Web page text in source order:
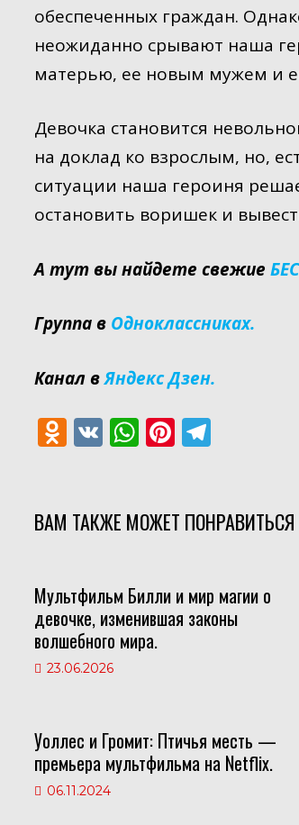
обеспеченных граждан.
неожиданно срывают наша
матерью, ее новым мужем и
Девочка становится
на доклад ко взрослым, но,
ситуации наша героиня
остановить воришек и
А тут вы найдете свежие
Группа в Одноклассниках.
Канал в Яндекс Дзен.
O
o
s
ni
ki
V W
s
p
Pi
e gr
ВАМ ТАКЖЕ МОЖЕТ ПОНРАВИТЬСЯ
Мультфильм Билли и мир магии о
девочке, изменившая законы
волшебного мира.
23.06.2026
Уоллес и Громит: Птичья месть —
премьера мультфильма на Netflix.
06.11.2024